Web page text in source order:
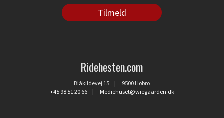
Ridehesten.com
Blåkildevej 15 | 9500 Hobro
+45 98 51 20 66| Mediehuset@wiegaarden.dk